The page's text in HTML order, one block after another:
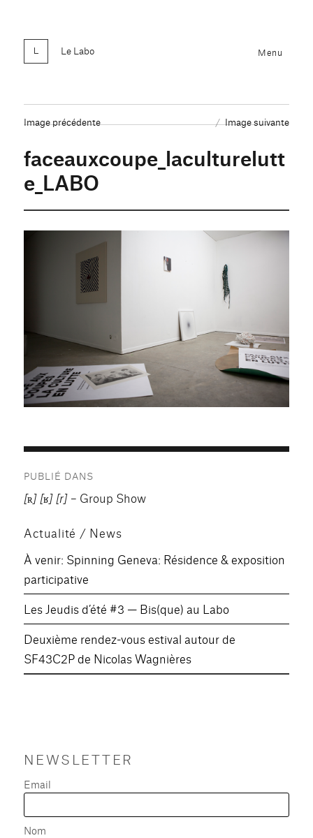
Le Labo Menu
Image précédente Image suivante
faceauxcoupe_laculturelutt
e_LABO
de
PUBLIÉ DANS
[ʀ] [ʁ] [r] – Group Show
Actualité / News
À venir: Spinning Geneva: Résidence & exposition
participative
Les Jeudis d’été #3 — Bis(que) au Labo
Deuxième rendez-vous estival autour de
SF43C2P de Nicolas Wagnières
NEWSLETTER
Email
Nom